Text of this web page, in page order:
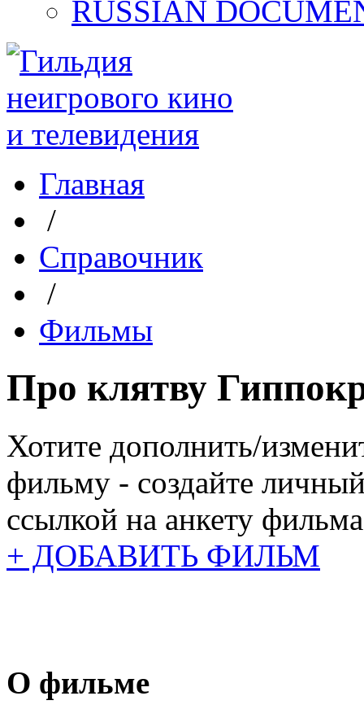
RUSSIAN
Главная
/
Справочник
/
Фильмы
Про клятву
Хотите дополнить/
фильму - создайте
ссылкой на анкету
+ ДОБАВИТЬ ФИЛЬМ
О фильме